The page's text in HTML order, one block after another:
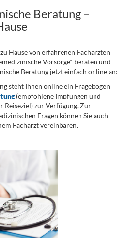
Beratung –
Hause von erfahrenen Fachärzten
Vorsorge* beraten und
Beratung jetzt einfach online an:
steht Ihnen online ein Fragebogen
(empfohlene Impfungen und
Reiseziel) zur Verfügung. Zur
Fragen können Sie auch
Facharzt vereinbaren.